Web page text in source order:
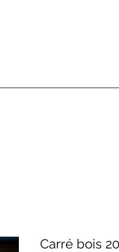
Carré bois